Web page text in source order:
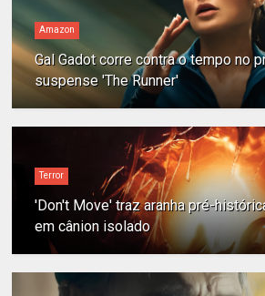
Amazon
Gal Gadot corre contra o tempo no
suspense 'The Runner'
Terror
'Don't Move' traz aranha pré-
em cânion isolado